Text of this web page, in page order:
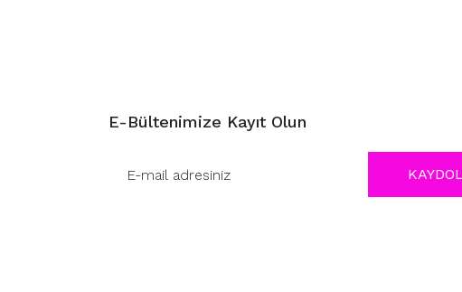
E-Bültenimize Kayıt Olun
KAYDOL